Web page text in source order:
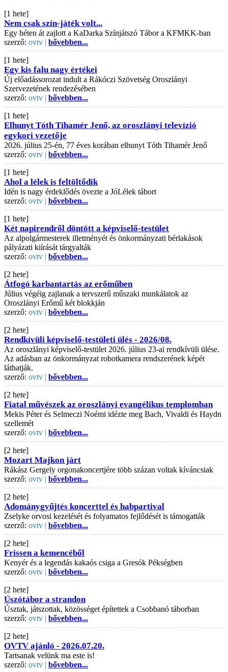
[1 hete]
Nem csak szín-játék volt...
Egy héten át zajlott a KaDarka Színjátszó Tábor a KFMKK-ban
szerző: ovtv | bővebben...
[1 hete]
Egy kis falu nagy értékei
Új előadássorozat indult a Rákóczi Szövetség Oroszlányi
Szervezetének rendezésében
szerző: ovtv | bővebben...
[1 hete]
Elhunyt Tóth Tihamér Jenő, az oroszlányi televízió
egykori vezetője
2026. július 25-én, 77 éves korában elhunyt Tóth Tihamér Jenő
szerző: ovtv | bővebben...
[1 hete]
Ahol a lélek is feltöltődik
Idén is nagy érdeklődés övezte a JóLélek tábort
szerző: ovtv | bővebben...
[1 hete]
Két napirendről döntött a képviselő-testület
Az alpolgármesterek illetményét és önkormányzati bérlakások
pályázati kiírását tárgyalták
szerző: ovtv | bővebben...
[2 hete]
Átfogó karbantartás az erőműben
Július végéig zajlanak a tervszerű műszaki munkálatok az
Oroszlányi Erőmű két blokkján
szerző: ovtv | bővebben...
[2 hete]
Rendkívüli képviselő-testületi ülés - 2026/08.
Az oroszlányi képviselő-testület 2026. július 23-ai rendkívüli ülése.
Az adásban az önkormányzat robotkamera rendszerének képét
láthatják.
szerző: ovtv | bővebben...
[2 hete]
Fiatal művészek az oroszlányi evangélikus templomban
Mekis Péter és Selmeczi Noémi idézte meg Bach, Vivaldi és Haydn
szellemét
szerző: ovtv | bővebben...
[2 hete]
Mozart Majkon járt
Rákász Gergely orgonakoncertjére több százan voltak kíváncsiak
szerző: ovtv | bővebben...
[2 hete]
Adománygyűjtés koncerttel és habpartival
Zselyke orvosi kezelését és folyamatos fejlődését is támogatták
szerző: ovtv | bővebben...
[2 hete]
Frissen a kemencéből
Kenyér és a legendás kakaós csiga a Gresók Pékségben
szerző: ovtv | bővebben...
[2 hete]
Úszótábor a strandon
Úsztak, játszottak, közösséget építettek a Csobbanó táborban
szerző: ovtv | bővebben...
[2 hete]
OVTV ajánló - 2026.07.20.
Tartsanak velünk ma este is!
szerző: ovtv | bővebben...